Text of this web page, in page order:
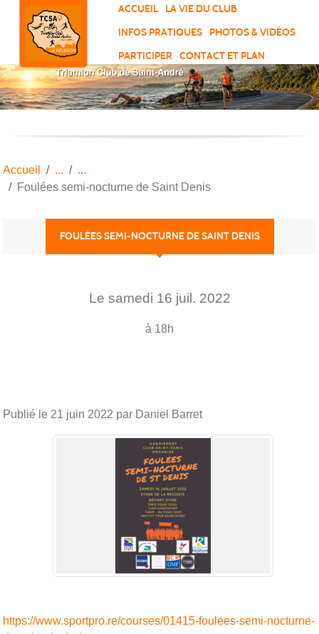
ACCUEIL
LA VIE DU CLUB
INFOS PRATIQUES
PHOTOS & VIDÉOS
PARTICIPER
CONTACT ET PLAN
Accueil
Foulées semi-nocturne de Saint Denis
FOULÉES SEMI-NOCTURNE DE SAINT DENIS
Le samedi 16 juil. 2022
à 18h
Publié le 21 juin 2022 par Daniel Barret
https://www.sportpro.re/courses/01415-foulees-semi-nocturne-
Panneau de gestion des cookies